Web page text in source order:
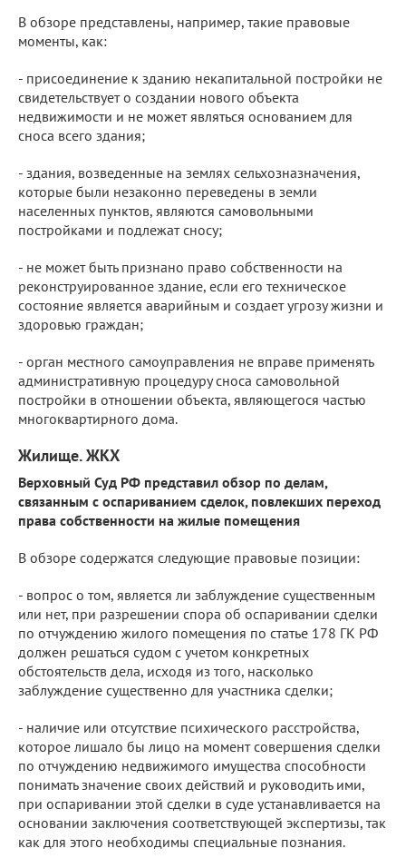
В обзоре представлены, например, такие правовые
моменты, как:
- присоединение к зданию некапитальной постройки не
свидетельствует о создании нового объекта
недвижимости и не может являться основанием для
сноса всего здания;
- здания, возведенные на землях сельхозназначения,
которые были незаконно переведены в земли
населенных пунктов, являются самовольными
постройками и подлежат сносу;
- не может быть признано право собственности на
реконструированное здание, если его техническое
состояние является аварийным и создает угрозу жизни и
здоровью граждан;
- орган местного самоуправления не вправе применять
административную процедуру сноса самовольной
постройки в отношении объекта, являющегося частью
многоквартирного дома.
Жилище. ЖКХ
Верховный Суд РФ представил обзор по делам,
связанным с оспариванием сделок, повлекших переход
права собственности на жилые помещения
В обзоре содержатся следующие правовые позиции:
- вопрос о том, является ли заблуждение существенным
или нет, при разрешении спора об оспаривании сделки
по отчуждению жилого помещения по статье 178 ГК РФ
должен решаться судом с учетом конкретных
обстоятельств дела, исходя из того, насколько
заблуждение существенно для участника сделки;
- наличие или отсутствие психического расстройства,
которое лишало бы лицо на момент совершения сделки
по отчуждению недвижимого имущества способности
понимать значение своих действий и руководить ими,
при оспаривании этой сделки в суде устанавливается на
основании заключения соответствующей экспертизы, так
как для этого необходимы специальные познания.